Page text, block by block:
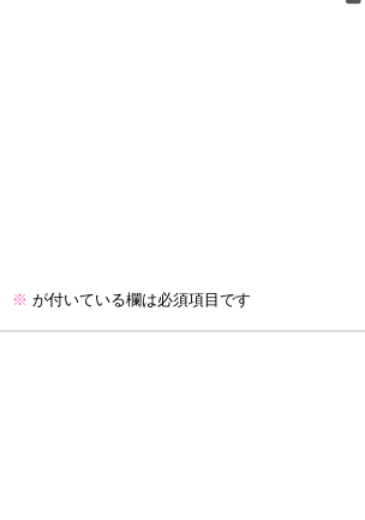
※ が付いている欄は必須項目です